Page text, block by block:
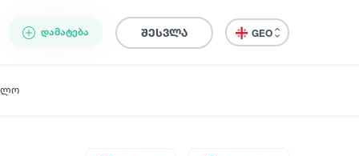
ᲓᲐᲛᲐᲢᲔᲑᲐ შესვლა GEO